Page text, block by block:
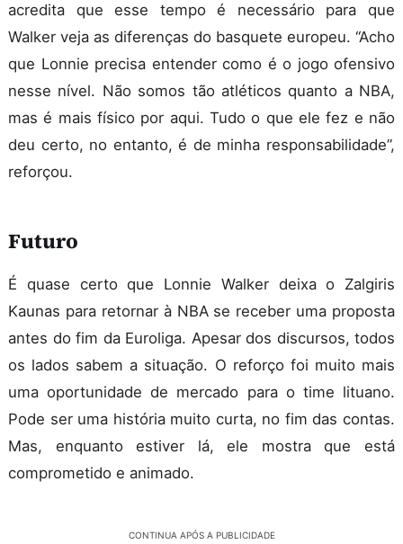
acredita que esse tempo é necessário para que
Walker veja as diferenças do basquete europeu. “Acho
que Lonnie precisa entender como é o jogo ofensivo
nesse nível. Não somos tão atléticos quanto a NBA,
mas é mais físico por aqui. Tudo o que ele fez e não
deu certo, no entanto, é de minha responsabilidade”,
reforçou.
Futuro
É quase certo que Lonnie Walker deixa o Zalgiris
Kaunas para retornar à NBA se receber uma proposta
antes do fim da Euroliga. Apesar dos discursos, todos
os lados sabem a situação. O reforço foi muito mais
uma oportunidade de mercado para o time lituano.
Pode ser uma história muito curta, no fim das contas.
Mas, enquanto estiver lá, ele mostra que está
comprometido e animado.
CONTINUA APÓS A PUBLICIDADE